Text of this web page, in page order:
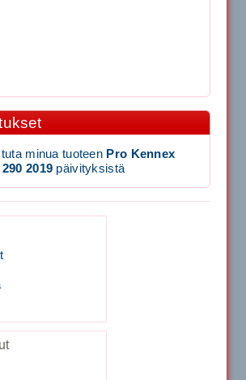
7000 Jännityskone (Pöytämalli)
1,650.00€
SIGNUM S-7000 &...
Jännityskone (Jalustamalli)
hiekkanurmiharjaan
Vaihto harjasosa hie...
Flash Shark 200m
minua tuoteen Pro Kennex
2019 päivityksistä